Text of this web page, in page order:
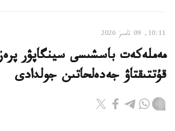
10:11, 09 تامىز 2026
مەملەكەت باسشىسى سينگاپۋر
قۇتتىقتاۋ جەدەلحاتىن جولدادى